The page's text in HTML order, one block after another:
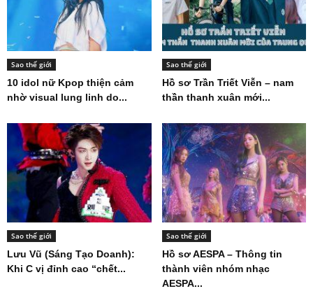
Sao thế giới
10 idol nữ Kpop thiện cảm
nhờ visual lung linh do...
Sao thế giới
Hồ sơ Trần Triết Viễn – nam
thần thanh xuân mới...
Sao thế giới
Lưu Vũ (Sáng Tạo Doanh):
Khi C vị đỉnh cao “chết...
Sao thế giới
Hồ sơ AESPA – Thông tin
thành viên nhóm nhạc
AESPA...